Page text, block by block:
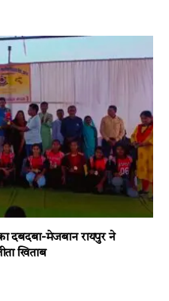
दबदबा-​मेजबान रायपुर ने
खिताब